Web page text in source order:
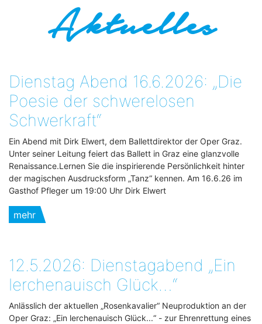
Aktuelles
Dienstag Abend 16.6.2026: „Die
Poesie der schwerelosen
Schwerkraft“
Ein Abend mit Dirk Elwert, dem Ballettdirektor der Oper Graz.
Unter seiner Leitung feiert das Ballett in Graz eine glanzvolle
Renaissance.Lernen Sie die inspirierende Persönlichkeit hinter
der magischen Ausdrucksform „Tanz“ kennen. Am 16.6.26 im
Gasthof Pfleger um 19:00 Uhr Dirk Elwert
mehr
12.5.2026: Dienstagabend „Ein
lerchenauisch Glück…“
Anlässlich der aktuellen „Rosenkavalier“ Neuproduktion an der
Oper Graz: „Ein lerchenauisch Glück...“ - zur Ehrenrettung eines